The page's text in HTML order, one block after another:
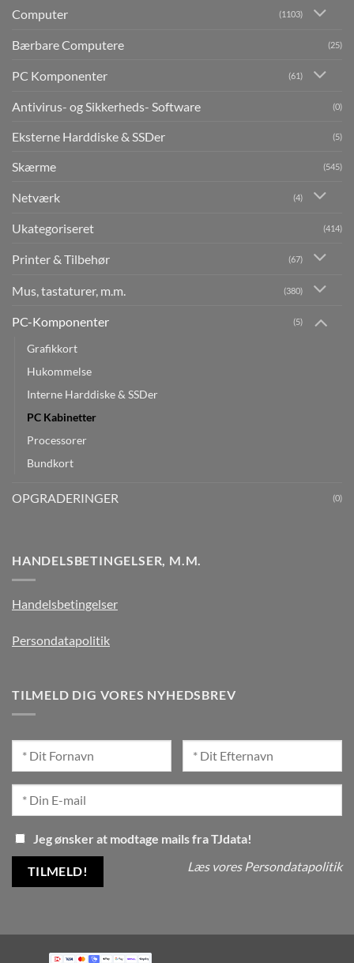
Computer (1103)
Bærbare Computere (25)
PC Komponenter (61)
Antivirus- og Sikkerheds- Software (0)
Eksterne Harddiske & SSDer (5)
Skærme (545)
Netværk (4)
Ukategoriseret (414)
Printer & Tilbehør (67)
Mus, tastaturer, m.m. (380)
PC-Komponenter (5)
Grafikkort
Hukommelse
Interne Harddiske & SSDer
PC Kabinetter
Processorer
Bundkort
OPGRADERINGER (0)
HANDELSBETINGELSER, M.M.
Handelsbetingelser
Persondatapolitik
TILMELD DIG VORES NYHEDSBREV
Jeg ønsker at modtage mails fra TJdata!
Læs vores Persondatapolitik